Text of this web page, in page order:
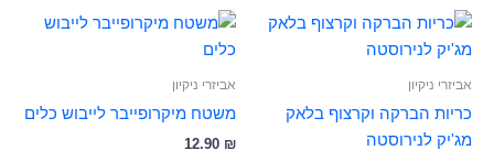
אביזרי ניקיון
כריות הברקה וקרצוף בלאק
מג'יק לנירוסטה
אביזרי ניקיון
משטח מיקרופייבר לייבוש כלים
12.90 ₪